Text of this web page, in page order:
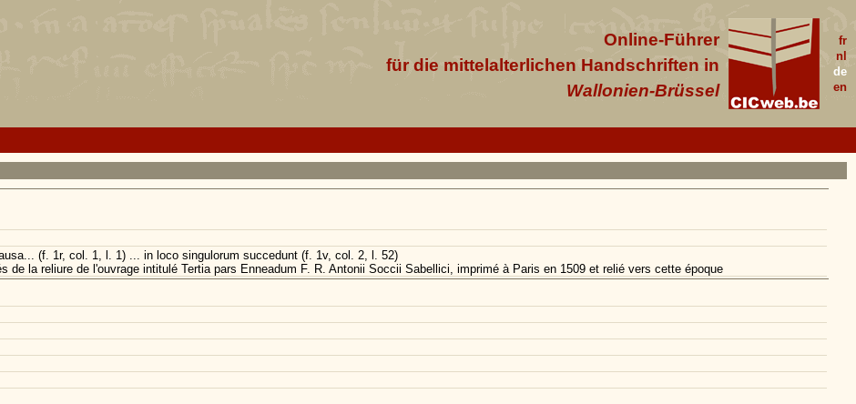
fr
nl
de
en
Online-Führer
für die mittelalterlichen Handschriften in
Wallonien-Brüssel
(f. 1r, col. 1, l. 1) ... in loco singulorum succedunt (f. 1v, col. 2, l. 52)
de la reliure de l'ouvrage intitulé Tertia pars Enneadum F. R. Antonii Soccii Sabellici, imprimé à Paris en 1509 et relié vers cette époque